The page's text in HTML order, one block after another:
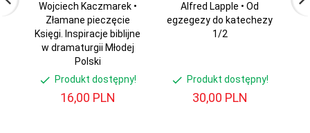
Wojciech Kaczmarek •
Złamane pieczęcie
Księgi. Inspiracje biblijne
w dramaturgii Młodej
Polski
Produkt dostępny!
16,00 PLN
Alfred Lapple • Od
egzegezy do katechezy
1/2
Produkt dostępny!
30,00 PLN